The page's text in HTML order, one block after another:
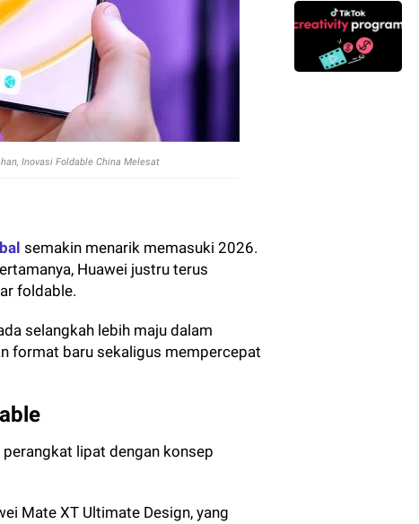
Inovasi Foldable China Melesat
semakin menarik memasuki 2026.
Huawei justru terus
foldable.
selangkah lebih maju dalam
format baru sekaligus mempercepat
lipat dengan konsep
Mate XT Ultimate Design, yang